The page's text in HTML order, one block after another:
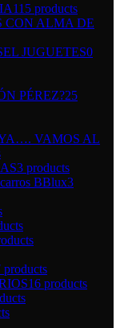
115 products
CON ALMA DE
JUGUETES0
PÉREZ?25
VAMOS AL
3 products
BBlux3
products
16 products